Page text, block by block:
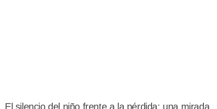
El silencio del niño frente a la pérdida: una mirada